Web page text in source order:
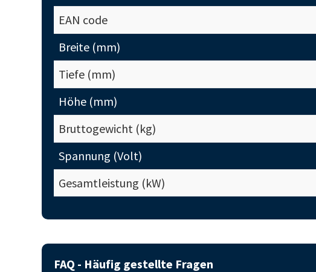
EAN code
Breite (mm)
Tiefe (mm)
Höhe (mm)
Bruttogewicht (kg)
Spannung (Volt)
Gesamtleistung (kW)
FAQ - Häufig gestellte Fragen